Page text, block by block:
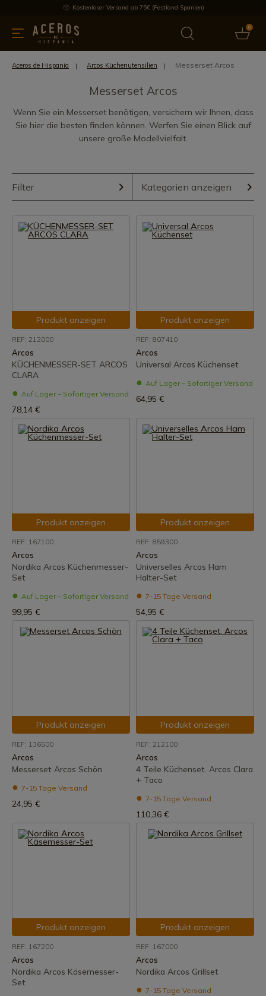
Kostenloser Versand ab 75€ (Festland Spanien)
0
Bietet Aktuelles Bestseller
Aceros de Hispania Arcos Küchenutensilien Messerset Arcos
Messerset Arcos
Wenn Sie ein Messerset benötigen, versichern wir Ihnen, dass
Sie hier die besten finden können. Werfen Sie einen Blick auf
unsere große Modellvielfalt.
Filter Kategorien anzeigen
Produkt anzeigen
REF: 212000
Arcos
KÜCHENMESSER-SET ARCOS
CLARA
Auf Lager – Sofortiger Versand
78,14 €
Produkt anzeigen
REF: 807410
Arcos
Universal Arcos Küchenset
Auf Lager – Sofortiger Versand
64,95 €
Produkt anzeigen
REF: 167100
Arcos
Nordika Arcos Küchenmesser-
Set
Auf Lager – Sofortiger Versand
99,95 €
Produkt anzeigen
REF: 859300
Arcos
Universelles Arcos Ham
Halter-Set
7-15 Tage Versand
54,95 €
Produkt anzeigen
REF: 136500
Arcos
Messerset Arcos Schön
7-15 Tage Versand
24,95 €
Produkt anzeigen
REF: 212100
Arcos
4 Teile Küchenset. Arcos Clara
+ Taco
7-15 Tage Versand
110,36 €
Produkt anzeigen
REF: 167200
Arcos
Nordika Arcos Käsemesser-
Set
Produkt anzeigen
REF: 167000
Arcos
Nordika Arcos Grillset
7-15 Tage Versand